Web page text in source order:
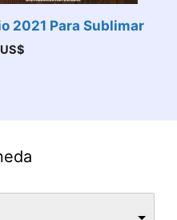
2021 Para Sublimar
US$